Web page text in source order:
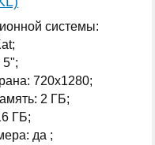
системы:
5";
720x1280;
2 ГБ;
ГБ;
да ;